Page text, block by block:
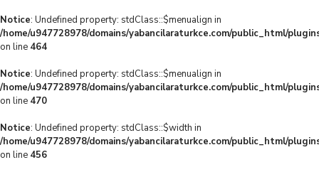
Notice: Undefined property: stdClass::$menualign in
/home/u947728978/domains/yabancilaraturkce.com/public_html/
on line 464
Notice: Undefined property: stdClass::$menualign in
/home/u947728978/domains/yabancilaraturkce.com/public_html/
on line 470
Notice: Undefined property: stdClass::$width in
/home/u947728978/domains/yabancilaraturkce.com/public_html/
on line 456